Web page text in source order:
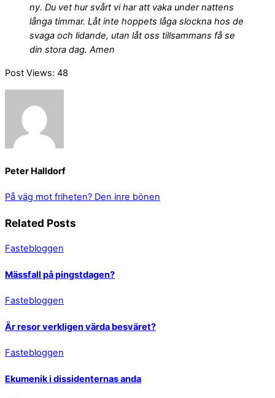
ny. Du vet hur svårt vi har att vaka under nattens
långa timmar. Låt inte hoppets låga slockna hos de
svaga och lidande, utan låt oss tillsammans få se
din stora dag. Amen
Post Views: 48
Peter Halldorf
På väg mot friheten? Den inre bönen
Related Posts
Fastebloggen
Mässfall på pingstdagen?
Fastebloggen
Är resor verkligen värda besväret?
Fastebloggen
Ekumenik i dissidenternas anda